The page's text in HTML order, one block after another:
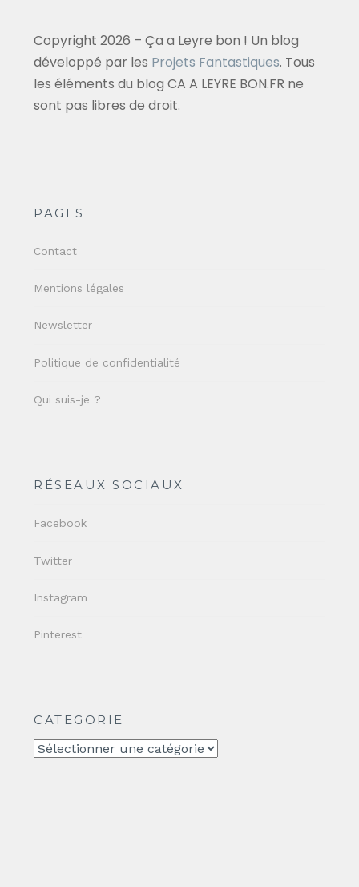
Copyright 2026 – Ça a Leyre bon ! Un blog
développé par les Projets Fantastiques. Tous
les éléments du blog CA A LEYRE BON.FR ne
sont pas libres de droit.
PAGES
Contact
Mentions légales
Newsletter
Politique de confidentialité
Qui suis-je ?
RÉSEAUX SOCIAUX
Facebook
Twitter
Instagram
Pinterest
CATEGORIE
CATEGORIE